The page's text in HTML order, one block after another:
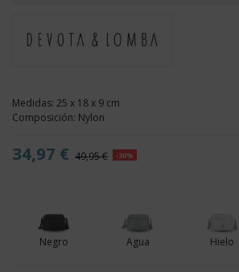
Medidas: 25 x 18 x 9 cm
Composición: Nylon
34,97 € 49,95 € -30%
Negro Agua Hielo